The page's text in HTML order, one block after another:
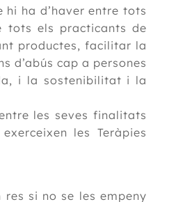
hi ha d’haver entre tots
tots els practicants de
productes, facilitar la
d’abús cap a persones
i la sostenibilitat i la
les seves finalitats
les Teràpies
si no se les empeny